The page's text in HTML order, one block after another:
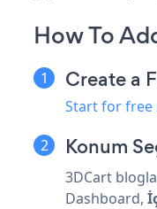
How To
Create a
Start for free
Konum
3DCart
Dashboard,